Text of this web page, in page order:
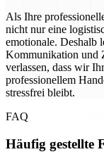
Als Ihre
nicht nur eine
emotionale. Deshalb
Kommunikation und
verlassen, dass wir
professionellem
stressfrei bleibt.
FAQ
Häufig gestellte